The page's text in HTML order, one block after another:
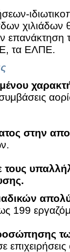
χιλιάδων
επανάκτηση
τα ΕΛΠΕ.
στην
τους
199